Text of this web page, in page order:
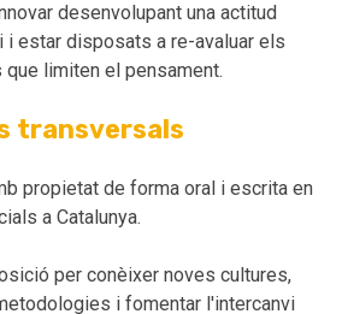
desenvolupant una actitud
i estar disposats a re-avaluar els
limiten el pensament.
transversals
propietat de forma oral i escrita en
a Catalunya.
per conèixer noves cultures,
i fomentar l'intercanvi